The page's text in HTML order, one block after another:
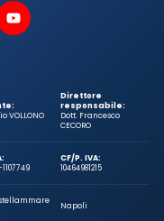
VOLLONO
Direttore
responsabile:
Dott. Francesco
CECORO
CF/P. IVA:
10464981215
Napoli